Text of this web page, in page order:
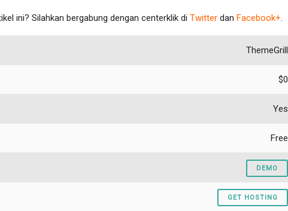
ini? Silahkan bergabung dengan centerklik diTwitter danFacebook+
ThemeGrill
$0
Yes
Free
DEMO
GET HOSTING